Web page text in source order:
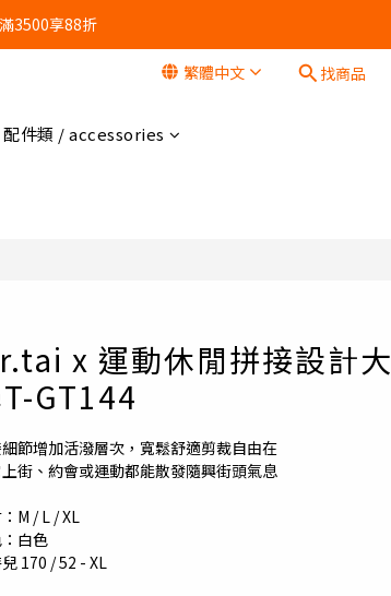
3500享88折
繁體中文 找商品
配件類 / accessories
x 運動休閒拼接設計大
GT144
節增加活潑層次，寬鬆舒適剪裁自由在
街、約會或運動都能散發隨興街頭氣息
M / L / XL
白色
170 / 52 - XL